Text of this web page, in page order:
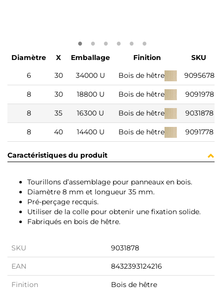
Diamètre X Emballage Finition
SKU
6
30 34000 U Bois de hêtre 9095678
8 30 18800 U Bois de hêtre 9091978
8 35 16300 U Bois de hêtre 9031878
8 40 14400 U Bois de hêtre 9091778
Caractéristiques du produit
Tourillons d’assemblage pour panneaux en bois.
Diamètre 8 mm et longueur 35 mm.
Pré-perçage recquis.
Utiliser de la colle pour obtenir une fixation solide.
Fabriqués en bois de hêtre.
SKU 9031878
EAN 8432393124216
Finition Bois de hêtre